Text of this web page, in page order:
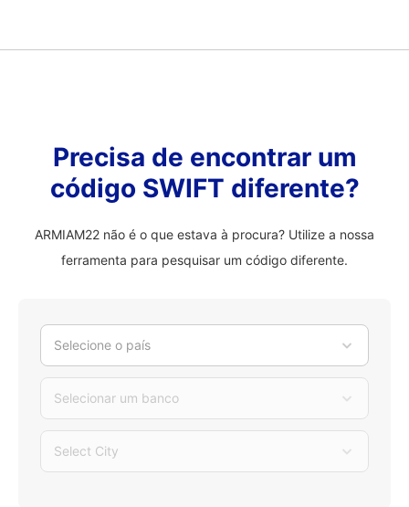
Precisa de encontrar um
código SWIFT diferente?
ARMIAM22 não é o que estava à procura? Utilize a nossa
ferramenta para pesquisar um código diferente.
Selecione o país
Selecionar um banco
Select City